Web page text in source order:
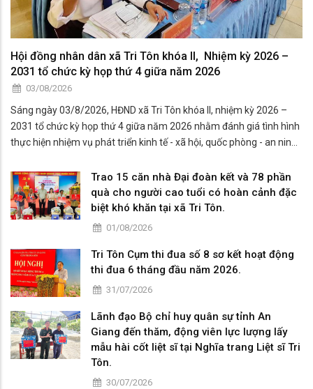
Hội đồng nhân dân xã Tri Tôn khóa II, Nhiệm kỳ 2026 –
2031 tổ chức kỳ họp thứ 4 giữa năm 2026
03/08/2026
Sáng ngày 03/8/2026, HĐND xã Tri Tôn khóa II, nhiệm kỳ 2026 –
2031 tổ chức kỳ họp thứ 4 giữa năm 2026 nhằm đánh giá tình hình
thực hiện nhiệm vụ phát triển kinh tế - xã hội, quốc phòng - an ninh
năm.
Trao 15 căn nhà Đại đoàn kết và 78 phần
quà cho người cao tuổi có hoàn cảnh đặc
biệt khó khăn tại xã Tri Tôn.
01/08/2026
Tri Tôn Cụm thi đua số 8 sơ kết hoạt động
thi đua 6 tháng đầu năm 2026.
31/07/2026
Lãnh đạo Bộ chỉ huy quân sự tỉnh An
Giang đến thăm, động viên lực lượng lấy
mẫu hài cốt liệt sĩ tại Nghĩa trang Liệt sĩ Tri
Tôn.
30/07/2026